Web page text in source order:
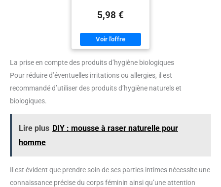
5,98 €
La prise en compte des produits d’hygiène biologiques
Pour réduire d’éventuelles irritations ou allergies, il est
recommandé d’utiliser des produits d’hygiène naturels et
biologiques.
Lire plus DIY : mousse à raser naturelle pour
homme
Il est évident que prendre soin de ses parties intimes nécessite une
connaissance précise du corps féminin ainsi qu’une attention